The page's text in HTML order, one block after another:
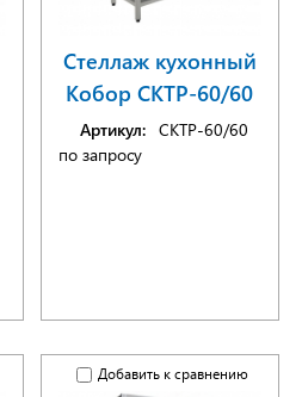
Стеллаж кухонный
Кобор СКТР-60/60
Артикул: СКТР-60/60
по запросу
Добавить к сравнению